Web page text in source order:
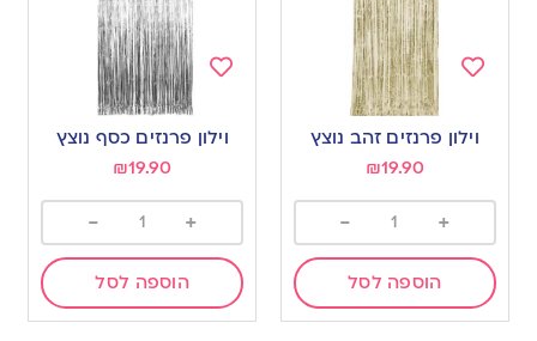
to
wishlist
וילון פרנזים זהב נוצץ
₪19.90
+
-
הוספה לסל
to
wishlist
וילון פרנזים כסף נוצץ
₪19.90
+
-
הוספה לסל